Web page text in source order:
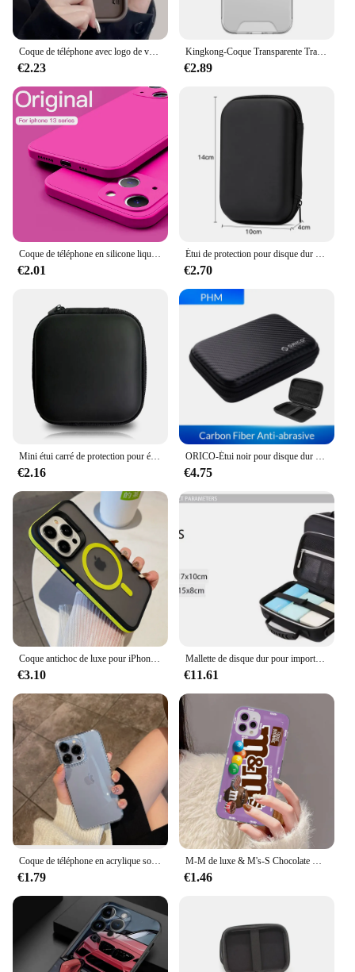
Coque de téléphone avec logo de voiture Power W Sports, coque souple en TPU pour Apple iPhone 13 15 16 Pro Max 14 13 Pro 11 12 7 8 Plus X XS MAX Poly 14 Plus
€2.23
Kingkong-Coque Transparente Transparente pour iPhone, Coque Rigide Antichoc pour iPhone 16, 15, 14 Pro Max Plus, 11, 13, 12 Mini, X, XS Max, Xr Space
€2.89
Coque de téléphone en silicone liquide de luxe pour iPhone, coque officielle souple, iPhone 15 14 13 12 11 Pro Mini Max Poly Plus SE 2020
€2.01
Étui de protection pour disque dur externe HDD/SSD 2.5 pouces, sac de rangement portable, poudres pour chargeur de câble USB
€2.70
Mini étui carré de protection pour écouteurs, sac de rangement portable, fermeture éclair, câble de données USB, nouveau, 2024
€2.16
ORICO-Étui noir pour disque dur externe HDD 2.5, sac de protection pour écouteurs, 2.5 pouces
€4.75
Coque antichoc de luxe pour iPhone, coque de charge magnétique sans fil Magsafe, armure translucide 256, 15, 14, 13, 12, 16 Pro Max Plus
€3.10
Mallette de disque dur pour importateur VR, accessoires d'équipement, stockage numérique, budgétaire, grande taille, 3.5 pouces
€11.61
€1.79 €1.46